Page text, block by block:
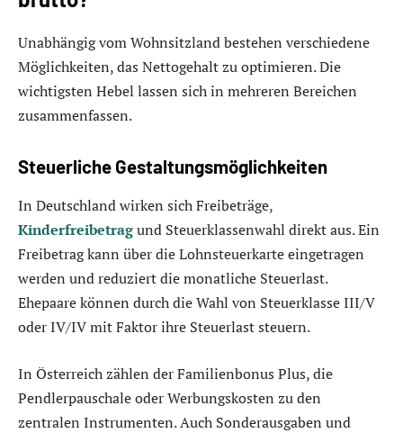
Unabhängig vom Wohnsitzland bestehen verschiedene
Möglichkeiten, das Nettogehalt zu optimieren. Die
wichtigsten Hebel lassen sich in mehreren Bereichen
zusammenfassen.
Steuerliche Gestaltungsmöglichkeiten
In Deutschland wirken sich Freibeträge,
Kinderfreibetragund Steuerklassenwahl direkt aus. Ein
Freibetrag kann über die Lohnsteuerkarte eingetragen
werden und reduziert die monatliche Steuerlast.
Ehepaare können durch die Wahl von Steuerklasse III/V
oder IV/IV mit Faktor ihre Steuerlast steuern.
In Österreich zählen der Familienbonus Plus, die
Pendlerpauschale oder Werbungskosten zu den
zentralen Instrumenten. Auch Sonderausgaben und